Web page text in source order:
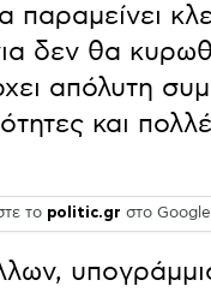
δεν θα
απόλυτη
και
το politic.gr στο